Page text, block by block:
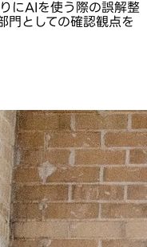
にAIを使う際の誤解整
門としての確認観点を